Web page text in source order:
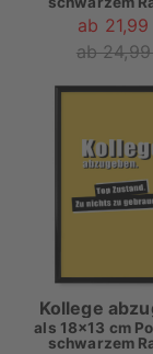
ab
ab
Kollege
als 18x13 cm
schwarzem